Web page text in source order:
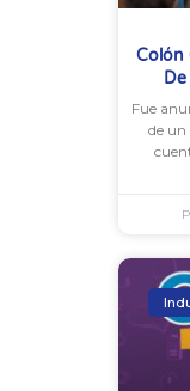
Colón
Fue
de un